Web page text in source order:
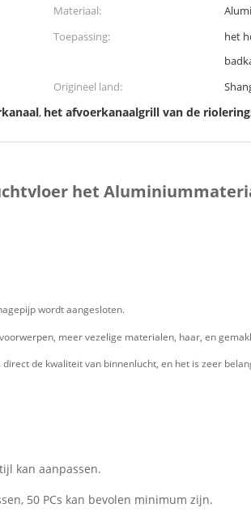
Materiaal:
Toepassing:
het
Origineel land:
, het afvoerkanaalgrill van de
het
wordt aangesloten.
meer vezelige materialen, haar, en
de kwaliteit van binnenlucht, en het is zeer
kan aanpassen.
50 PCs kan bevolen minimum zijn.